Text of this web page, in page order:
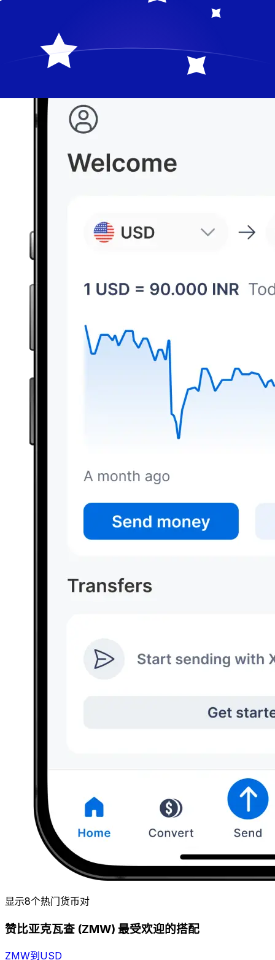
显示8个热门货币对
赞比亚克瓦查 (ZMW) 最受欢迎的搭配
ZMW到USD